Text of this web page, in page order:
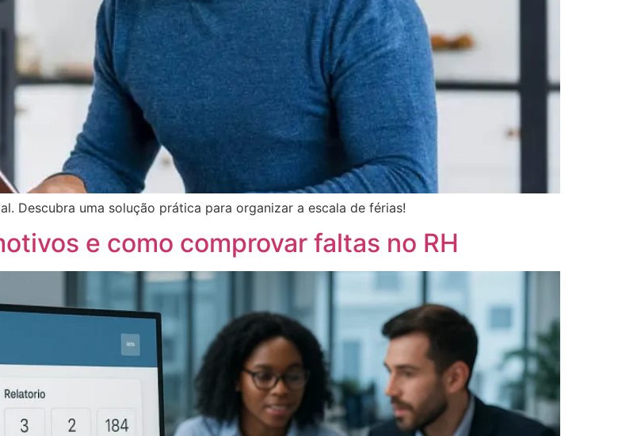
Descubra uma solução prática para organizar a escala de férias!
e como comprovar faltas no RH